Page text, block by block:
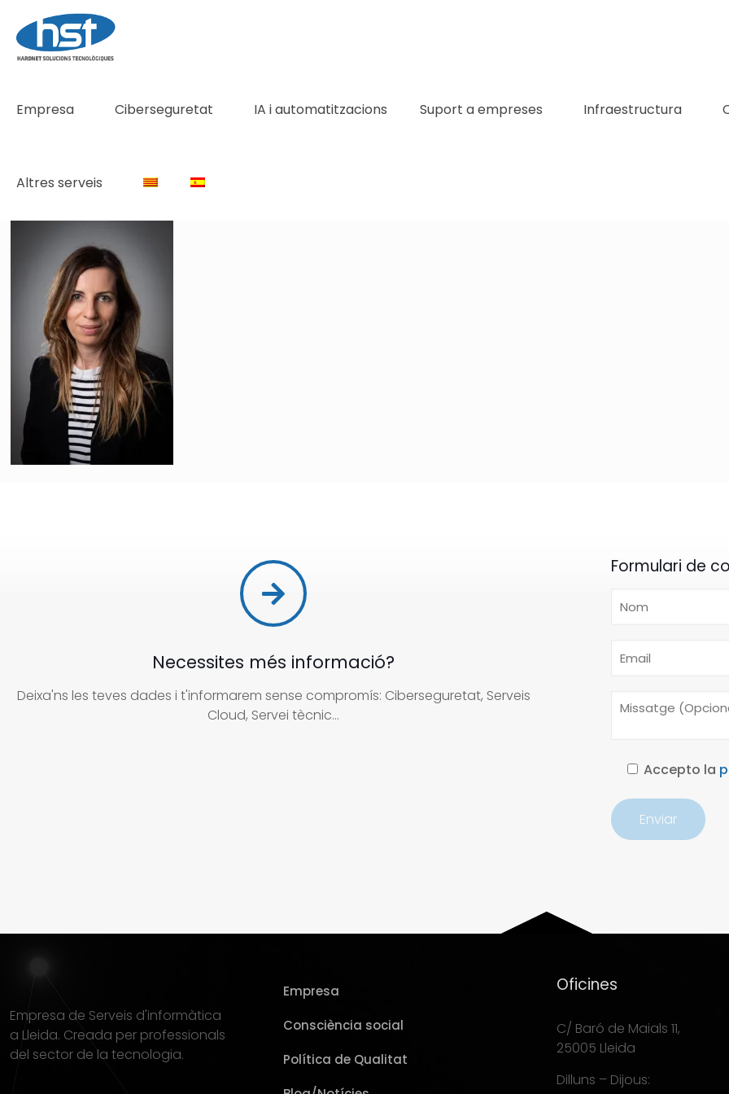
Empresa Ciberseguretat IA i automatitzacions Suport a empreses Infraestructura
Altres serveis
Necessites més informació?
Deixa'ns les teves dades i t'informarem sense compromís: Ciberseguretat, Serveis
Cloud, Servei tècnic...
Formulari de
Accepto la
Empresa de Serveis d'informàtica
a Lleida. Creada per professionals
del sector de la tecnologia.
Empresa
Consciència social
Política de Qualitat
Oficines
C/ Baró de Maials 11,
25005 Lleida
Dilluns – Dijous: